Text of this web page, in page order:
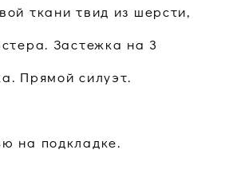
ткани твид из шерсти,
Застежка на 3
Прямой силуэт.
на подкладке.